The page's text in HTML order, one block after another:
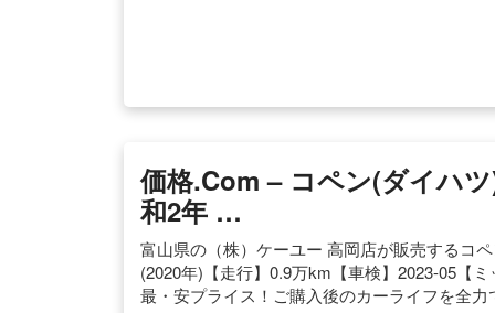
価格.com – コペン(ダイハ
和2年 …
富山県の（株）ケーユー 高岡店が販売するコ
(2020年)【走行】0.9万km【車検】2023-05【
最・安プライス！ご購入後のカーライフを全